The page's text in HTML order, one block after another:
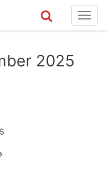
2025